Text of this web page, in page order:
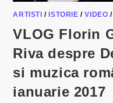
ARTISTI / ISTORIE /VIDEO
VLOG Florin
Riva despre
si muzica
ianuarie 2017